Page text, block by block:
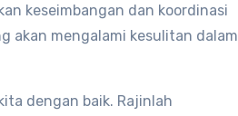
keseimbangan dan koordinasi
akan mengalami kesulitan dalam
dengan baik. Rajinlah